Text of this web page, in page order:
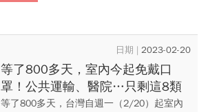
2023-02-20
等了800多天，室內今起免戴口
罩！公共運輸、醫院…只剩這8類
場所需配戴，3張表一次弄懂
等了800多天，台灣自週一（2/20）起室內